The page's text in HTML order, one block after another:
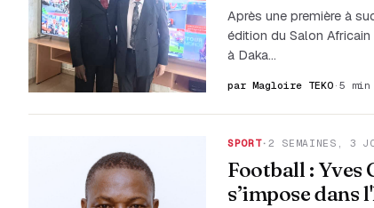
Après une première à
édition du Salon
à Daka…
par Magloire TEKO · 5
SPORT· 2 SEMAINES, 3
Football : Yves
s’impose dans